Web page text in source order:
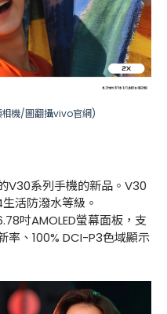
機/圖翻攝vivo官網)
V30系列手機的新品。V30
活防潑水等級。
吋AMOLED螢幕面板，支
率、100% DCI-P3色域顯示